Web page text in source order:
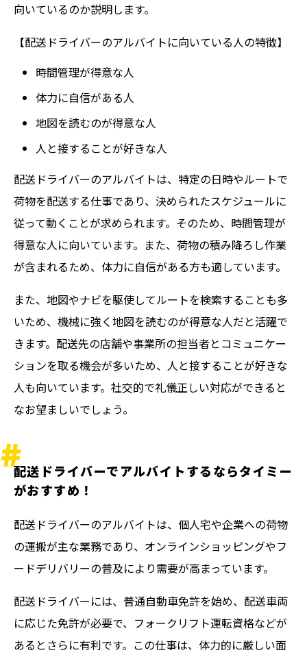
向いているのか説明します。
【配送ドライバーのアルバイトに向いている人の特徴】
時間管理が得意な人
体力に自信がある人
地図を読むのが得意な人
人と接することが好きな人
配送ドライバーのアルバイトは、特定の日時やルートで
荷物を配送する仕事であり、決められたスケジュールに
従って動くことが求められます。そのため、時間管理が
得意な人に向いています。また、荷物の積み降ろし作業
が含まれるため、体力に自信がある方も適しています。
また、地図やナビを駆使してルートを検索することも多
いため、機械に強く地図を読むのが得意な人だと活躍で
きます。配送先の店舗や事業所の担当者とコミュニケー
ションを取る機会が多いため、人と接することが好きな
人も向いています。社交的で礼儀正しい対応ができると
なお望ましいでしょう。
配送ドライバーでアルバイトするならタイミー
がおすすめ！
配送ドライバーのアルバイトは、個人宅や企業への荷物
の運搬が主な業務であり、オンラインショッピングやフ
ードデリバリーの普及により需要が高まっています。
配送ドライバーには、普通自動車免許を始め、配送車両
に応じた免許が必要で、フォークリフト運転資格などが
あるとさらに有利です。この仕事は、体力的に厳しい面